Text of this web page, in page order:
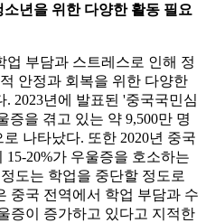
년을 위한 다양한 활동 필요
부담과 스트레스로 인해 정
안정과 회복을 위한 다양한
2023년에 발표된 '중국국민심
증을 겪고 있는 약 9,500만 명
나타났다. 또한 2020년 중국
20%가 우울증을 호소하는
도는 학업을 중단할 정도로
중국 전역에서 학업 부담과 수
증이 증가하고 있다고 지적한